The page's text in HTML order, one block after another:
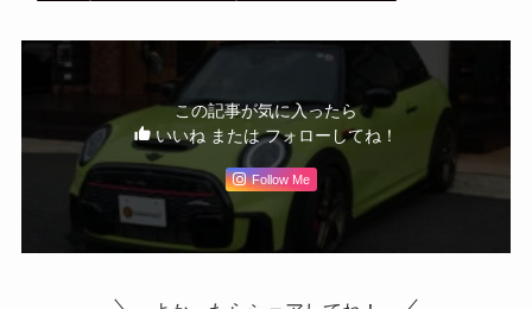
この記事が気に入ったら
いいね または フォローしてね！
Follow Me